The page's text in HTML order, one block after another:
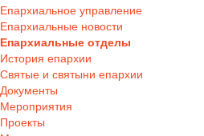
Епархиальное управление
Епархиальные новости
Епархиальные отделы
История епархии
Святые и святыни епархии
Документы
Мероприятия
Проекты